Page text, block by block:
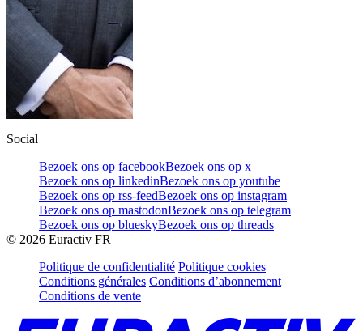
Social
Bezoek ons op facebookBezoek ons op x
Bezoek ons op linkedinBezoek ons op youtube
Bezoek ons op rss-feedBezoek ons op instagram
Bezoek ons op mastodonBezoek ons op telegram
Bezoek ons op blueskyBezoek ons op threads
© 2026 Euractiv FR
Politique de confidentialité Politique cookies
Conditions générales Conditions d’abonnement
Conditions de vente